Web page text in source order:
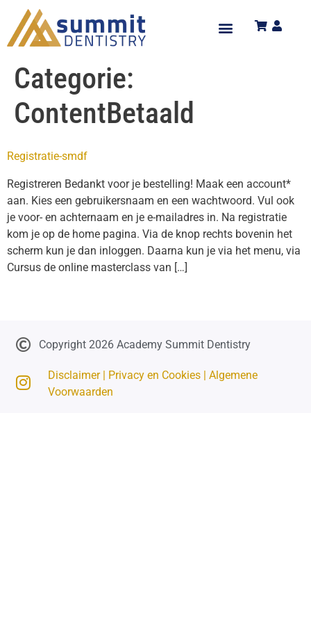
Categorie:
ContentBetaald
Registratie-smdf
Registreren Bedankt voor je bestelling! Maak een account*
aan. Kies een gebruikersnaam en een wachtwoord. Vul ook
je voor- en achternaam en je e-mailadres in. Na registratie
kom je op de home pagina. Via de knop rechts bovenin het
scherm kun je dan inloggen. Daarna kun je via het menu, via
Cursus de online masterclass van […]
Copyright 2026 Academy Summit Dentistry
Disclaimer | Privacy en Cookies |Algemene
Voorwaarden